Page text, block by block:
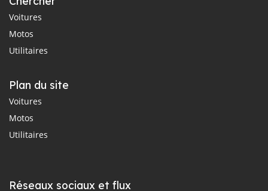
Voitures
Motos
Utilitaires
Plan du site
Voitures
Motos
Utilitaires
Réseaux sociaux et flux